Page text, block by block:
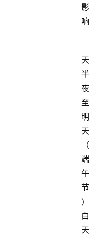
影
响
天
半
夜
至
明
天
（
端
午
节
）
白
天